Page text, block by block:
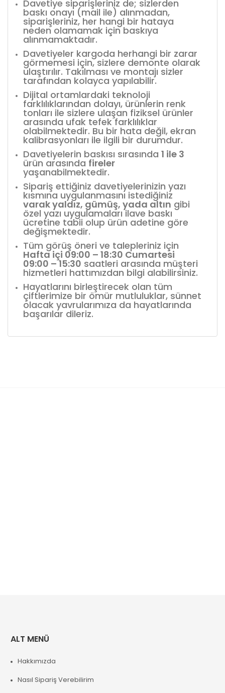
Davetiye siparişleriniz de; sizlerden
baskı onayı (mail ile) alınmadan,
siparişleriniz, her hangi bir hataya
neden olamamak için baskıya
alınmamaktadır.
Davetiyeler kargoda herhangi bir zarar
görmemesi için, sizlere demonte olarak
ulaştırılır. Takılması ve montajı sizler
tarafından kolayca yapılabilir.
Dijital ortamlardaki teknoloji
farklılıklarından dolayı, ürünlerin renk
tonları ile sizlere ulaşan fiziksel ürünler
arasında ufak tefek farklılıklar
olabilmektedir. Bu bir hata değil, ekran
kalibrasyonları ile ilgili bir durumdur.
Davetiyelerin baskısı sırasında 1 ile 3
ürün arasında fireler
yaşanabilmektedir.
Sipariş ettiğiniz davetiyelerinizin yazı
kısmına uygulanmasını istediğiniz
varak yaldız, gümüş, yada altın gibi
özel yazı uygulamaları ilave baskı
ücretine tabii olup ürün adetine göre
değişmektedir.
Tüm görüş öneri ve talepleriniz için
Hafta içi 09:00 – 18:30 Cumartesi
09:00 – 15:30 saatleri arasında müşteri
hizmetleri hattımızdan bilgi alabilirsiniz.
Hayatlarını birleştirecek olan tüm
çiftlerimize bir ömür mutluluklar, sünnet
olacak yavrularımıza da hayatlarında
başarılar dileriz.
ALT MENÜ
Hakkımızda
Nasıl Sipariş Verebilirim